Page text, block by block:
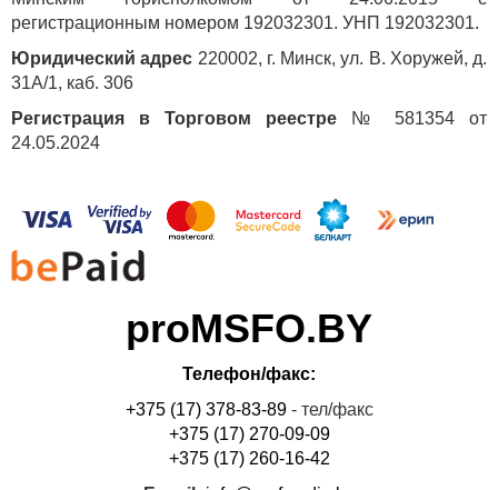
регистрационным номером 192032301. УНП 192032301.
Юридический адрес 220002, г. Минск, ул. В. Хоружей, д.
31А/1, каб. 306
Регистрация в Торговом реестре № 581354 от
24.05.2024
proMSFO.BY
Телефон/факс:
+375 (17) 378-83-89- тел/факс
+375 (17) 270-09-09
+375 (17) 260-16-42